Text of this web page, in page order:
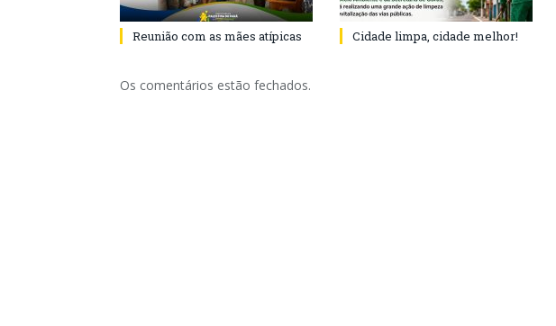
Reunião com as mães atípicas Cidade limpa, cidade melhor!
Os comentários estão fechados.